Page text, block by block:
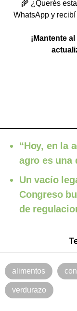
🌾 ¿Querés
WhatsApp y
¡Mantente
“Hoy, en la
agro es una
Un vacío
Congreso
de
alimentos
verdurazo